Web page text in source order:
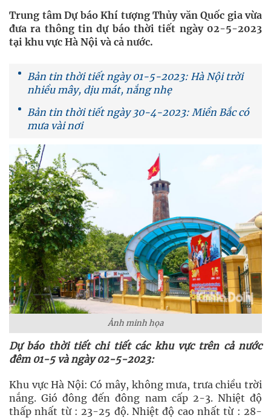
Trung tâm Dự báo Khí tượng Thủy văn Quốc gia vừa
đưa ra thông tin dự báo thời tiết ngày 02-5-2023
tại khu vực Hà Nội và cả nước.
Bản tin thời tiết ngày 01-5-2023: Hà Nội trời
nhiều mây, dịu mát, nắng nhẹ
Bản tin thời tiết ngày 30-4-2023: Miền Bắc có
mưa vài nơi
Ảnh minh họa
Dự báo thời tiết chi tiết các khu vực trên cả nước
đêm 01-5 và ngày 02-5-2023:
Khu vực Hà Nội: Có mây, không mưa, trưa chiều trời
nắng. Gió đông đến đông nam cấp 2-3. Nhiệt độ
thấp nhất từ : 23-25 độ. Nhiệt độ cao nhất từ : 28-